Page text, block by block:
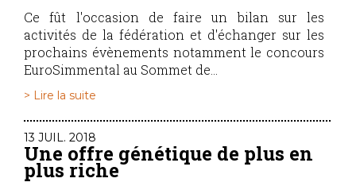
Ce fût l'occasion de faire un bilan sur les
activités de la fédération et d'échanger sur les
prochains évènements notamment le concours
EuroSimmental au Sommet de...
> Lire la suite
13 JUIL. 2018
Une offre génétique de plus en
plus riche